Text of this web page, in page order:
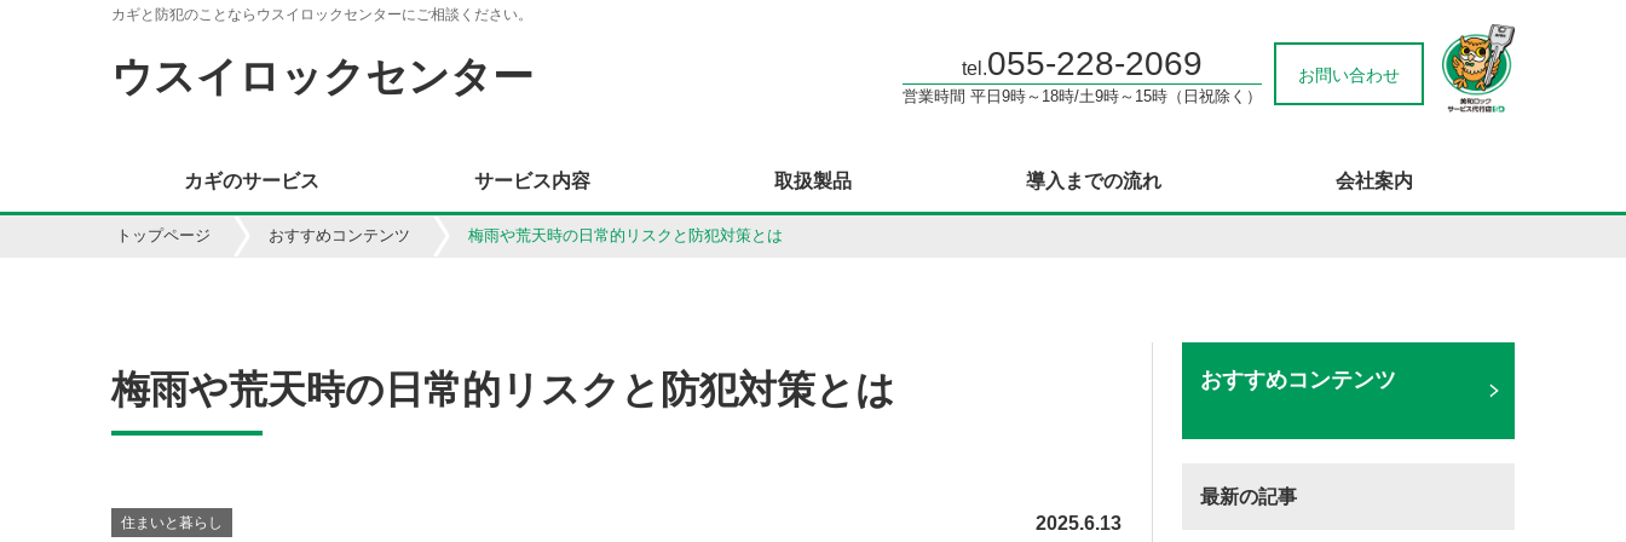
カギと防犯のことならウスイロックセンターにご相談ください。
ウスイロックセンター tel.055-228-2069
営業時間 平日9時～18時/土9時～15時（日祝除く）
お問い合わせ
カギのサービス サービス内容 取扱製品 導入までの流れ 会社案内
トップページ おすすめコンテンツ 梅雨や荒天時の日常的リスクと防犯対策とは
梅雨や荒天時の日常的リスクと防犯対策とは
住まいと暮らし 2025.6.13
おすすめコンテンツ
最新の記事